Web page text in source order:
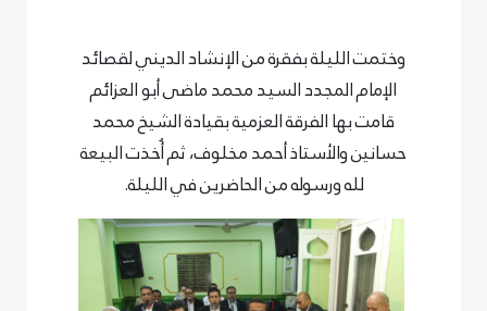
وختمت الليلة بفقرة من الإنشاد الديني لقصائد
الإمام المجدد السيد محمد ماضى أبو العزائم
قامت بها الفرقة العزمية بقيادة الشيخ محمد
حسانين والأستاذ أحمد مخلوف، ثم أُخذت البيعة
لله ورسوله من الحاضرين في الليلة.